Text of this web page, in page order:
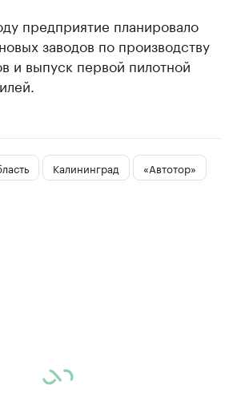
предприятие планировало
заводов по производству
и выпуск первой пилотной
Калининград
«Автотор»